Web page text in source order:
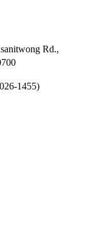
Rd.,
1455)